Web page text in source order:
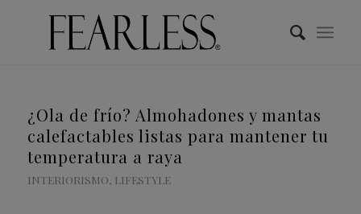
¿Ola de frío? Almohadones y mantas
calefactables listas para mantener tu
temperatura a raya
INTERIORISMO, LIFESTYLE